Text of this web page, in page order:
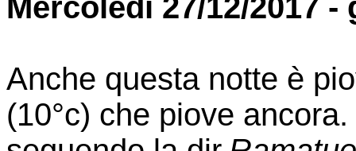
Mercoledì 27/12/2017 -
Anche questa notte è
(10°c) che piove